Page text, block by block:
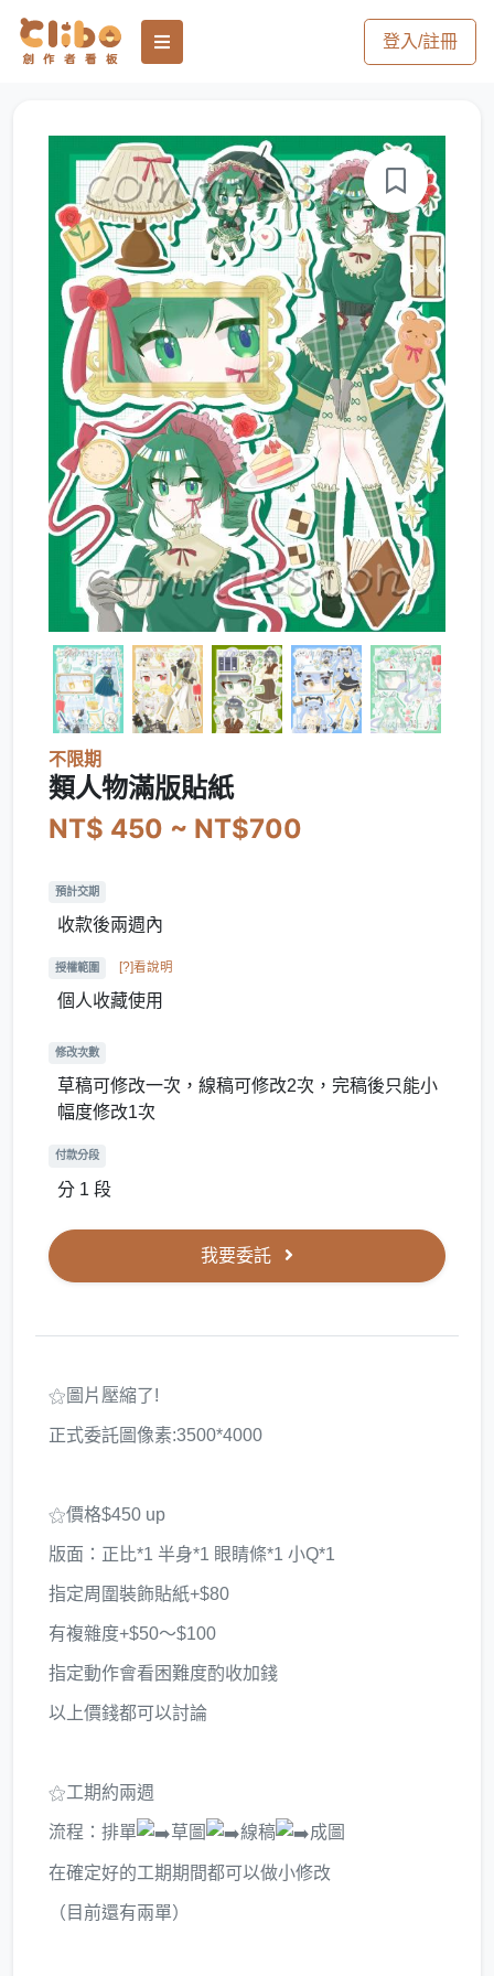
登入/註冊
不限期
類人物滿版貼紙
NT$ 450 ~ NT$700
預計交期
收款後兩週內
授權範圍 [?]看說明
個人收藏使用
修改次數
草稿可修改一次，線稿可修改2次，完稿後只能小
幅度修改1次
付款分段
分 1 段
我要委託
⚝圖片壓縮了!
正式委託圖像素:3500*4000
⚝價格$450 up
版面：正比*1 半身*1 眼睛條*1 小Q*1
指定周圍裝飾貼紙+$80
有複雜度+$50～$100
指定動作會看困難度酌收加錢
以上價錢都可以討論
⚝工期約兩週
流程：排單 草圖 線稿 成圖
在確定好的工期期間都可以做小修改
（目前還有兩單）